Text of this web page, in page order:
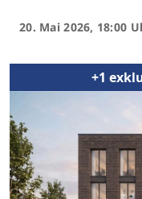
20. Mai 2026, 18:00
+1